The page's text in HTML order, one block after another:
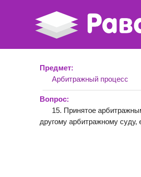
Предмет:
Арбитражный процесс
Вопрос:
15. Принятое
другому арбитражному